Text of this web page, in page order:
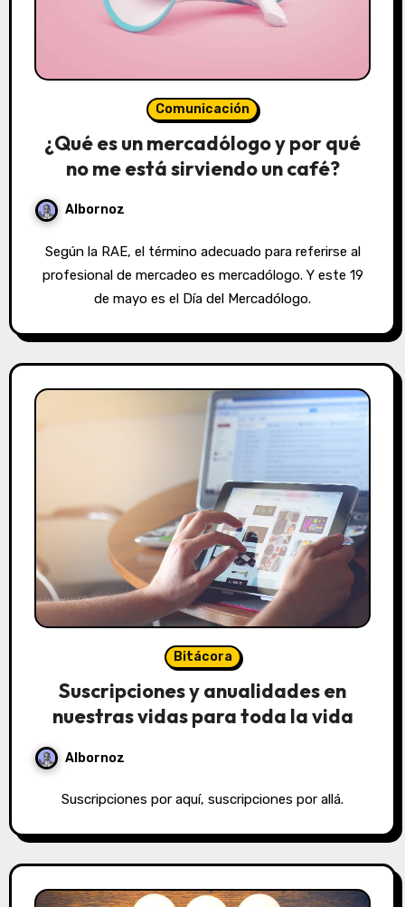
Comunicación
¿Qué es un mercadólogo y por qué
no me está sirviendo un café?
Albornoz
Según la RAE, el término adecuado para referirse al
profesional de mercadeo es mercadólogo. Y este 19
de mayo es el Día del Mercadólogo.
Bitácora
Suscripciones y anualidades en
nuestras vidas para toda la vida
Albornoz
Suscripciones por aquí, suscripciones por allá.